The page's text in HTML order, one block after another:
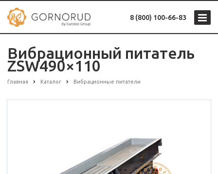
8 (800) 100-66-83
Вибрационный питатель
ZSW490×110
Главная Каталог Вибрационные питатели